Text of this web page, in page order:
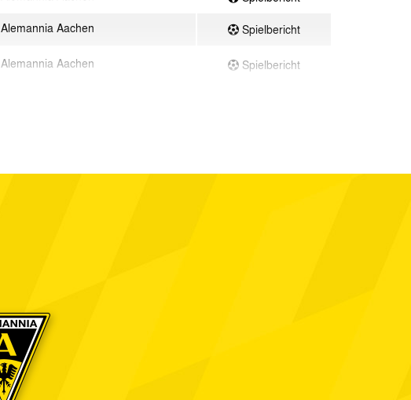
Alemannia Aachen
Spielbericht
Alemannia Aachen Spielbericht
Alemannia Aachen Spielbericht
Fortuna Köln
Bor. Mönchengladbach II